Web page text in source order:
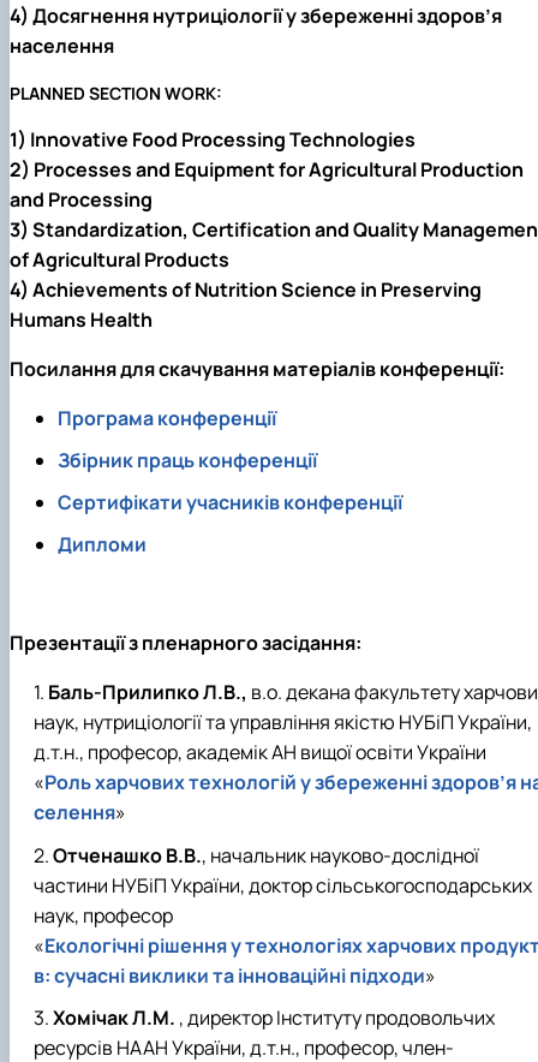
4) Досягнення нутриціології у збереженні здоров’я
населення
PLANNED SECTION WORK:
1) Innovative Food Processing Technologies
2) Processes and Equipment for Agricultural Production
and Processing
3) Standardization, Certification and Quality
of Agricultural Products
4) Achievements of Nutrition Science in Preserving
Humans Health
Посилання для скачування матеріалів конференції:
Програма конференції
Збірник праць конференції
Сертифікати учасників конференції
Дипломи
Презентації з пленарного засідання:
Баль-Прилипко Л.В., в.о. декана факультету
наук, нутриціології та управління якістю НУБіП України,
д.т.н., професор, академік АН вищої освіти України
«Роль харчових технологій у збереженні здоров’я
селення»
Отченашко В.В., начальник науково-дослідної
частини НУБіП України, доктор сільськогосподарських
наук, професор
«Екологічні рішення у технологіях харчових
в: сучасні виклики та інноваційні підходи»
Хомічак Л.М. , директор Інституту продовольчих
ресурсів НААН України, д.т.н., професор, член-